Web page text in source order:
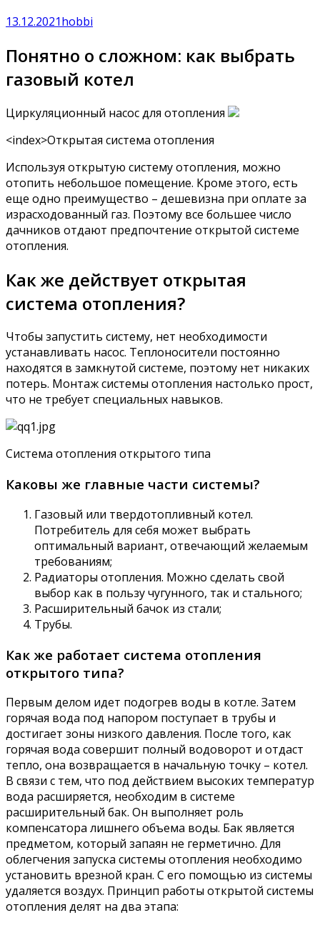
13.12.2021hobbi
Понятно о сложном: как выбрать
газовый котел
Циркуляционный насос для отопления
<index>Открытая система отопления
Используя открытую систему отопления, можно
отопить небольшое помещение. Кроме этого, есть
еще одно преимущество – дешевизна при оплате за
израсходованный газ. Поэтому все большее число
дачников отдают предпочтение открытой системе
отопления.
Как же действует открытая
система отопления?
Чтобы запустить систему, нет необходимости
устанавливать насос. Теплоносители постоянно
находятся в замкнутой системе, поэтому нет никаких
потерь. Монтаж системы отопления настолько прост,
что не требует специальных навыков.
Система отопления открытого типа
Каковы же главные части системы?
Газовый или твердотопливный котел.
Потребитель для себя может выбрать
оптимальный вариант, отвечающий желаемым
требованиям;
Радиаторы отопления. Можно сделать свой
выбор как в пользу чугунного, так и стального;
Расширительный бачок из стали;
Трубы.
Как же работает система отопления
открытого типа?
Первым делом идет подогрев воды в котле. Затем
горячая вода под напором поступает в трубы и
достигает зоны низкого давления. После того, как
горячая вода совершит полный водоворот и отдаст
тепло, она возвращается в начальную точку – котел.
В связи с тем, что под действием высоких температур
вода расширяется, необходим в системе
расширительный бак. Он выполняет роль
компенсатора лишнего объема воды. Бак является
предметом, который запаян не герметично. Для
облегчения запуска системы отопления необходимо
установить врезной кран. С его помощью из системы
удаляется воздух. Принцип работы открытой системы
отопления делят на два этапа: